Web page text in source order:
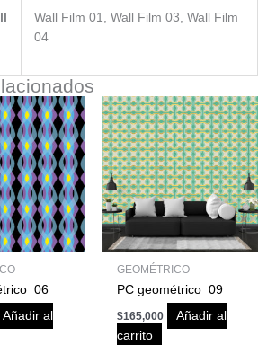
Wall Film 01, Wall Film 03, Wall Film
04
Añadir al
GEOMÉTRICO
PC geométrico_09
$165,000
Añadir al
carrito